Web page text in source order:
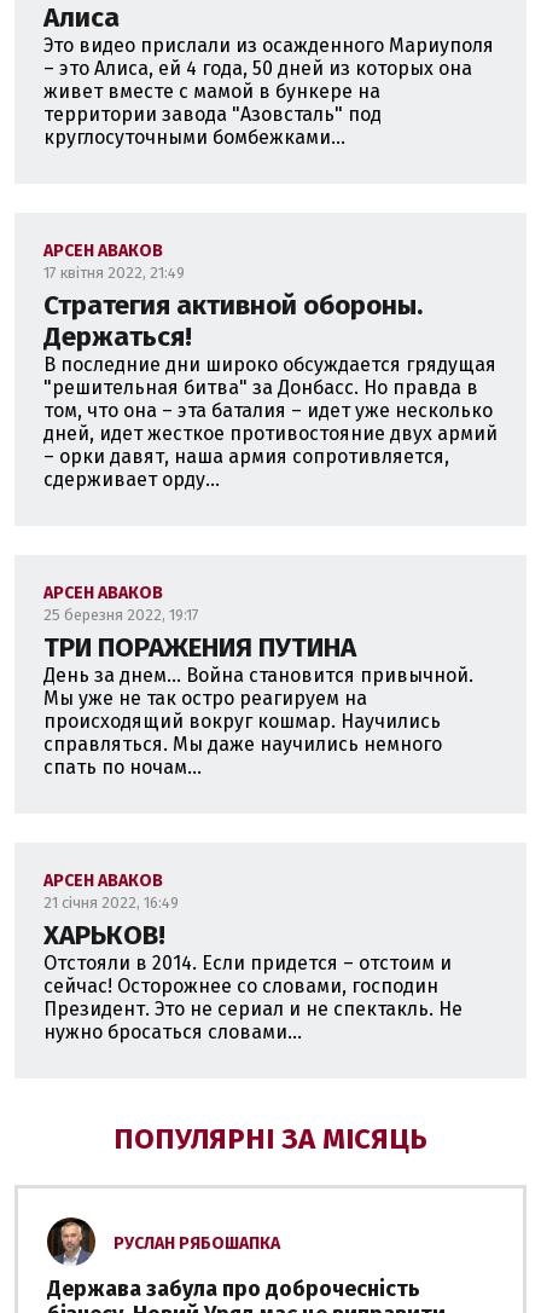
Алиса
Это видео прислали из осажденного Мариуполя
– это Алиса, ей 4 года, 50 дней из которых она
живет вместе с мамой в бункере на
территории завода "Азовсталь" под
круглосуточными бомбежками...
АРСЕН АВАКОВ
17 квітня 2022, 21:49
Стратегия активной обороны.
Держаться!
В последние дни широко обсуждается грядущая
"решительная битва" за Донбасс. Но правда в
том, что она – эта баталия – идет уже несколько
дней, идет жесткое противостояние двух армий
– орки давят, наша армия сопротивляется,
сдерживает орду...
АРСЕН АВАКОВ
25 березня 2022, 19:17
ТРИ ПОРАЖЕНИЯ ПУТИНА
День за днем... Война становится привычной.
Мы уже не так остро реагируем на
происходящий вокруг кошмар. Научились
справляться. Мы даже научились немного
спать по ночам...
АРСЕН АВАКОВ
21 січня 2022, 16:49
ХАРЬКОВ!
Отстояли в 2014. Если придется – отстоим и
сейчас! Осторожнее со словами, господин
Президент. Это не сериал и не спектакль. Не
нужно бросаться словами...
ПОПУЛЯРНІ ЗА МІСЯЦЬ
РУСЛАН РЯБОШАПКА
Держава забула про доброчесність